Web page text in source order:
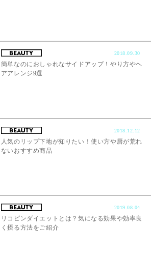
2018.09.30
簡単なのにおしゃれなサイドアップ！やり方やヘ
アアレンジ9選
2018.12.12
人気のリップ下地が知りたい！使い方や唇が荒れ
ないおすすめ商品
2019.08.04
リコピンダイエットとは？気になる効果や効率良
く摂る方法をご紹介